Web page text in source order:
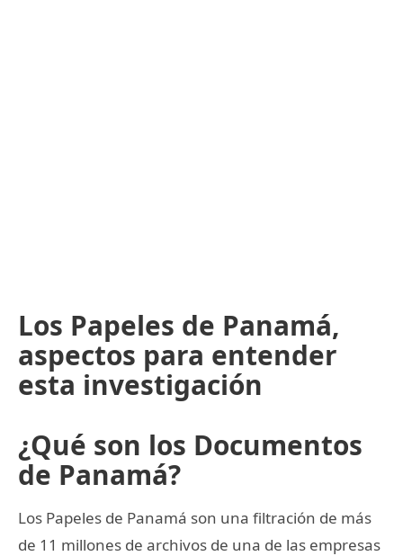
Los Papeles de Panamá,
aspectos para entender
esta investigación
¿Qué son los Documentos
de Panamá?
Los Papeles de Panamá son una filtración de más
de 11 millones de archivos de una de las empresas